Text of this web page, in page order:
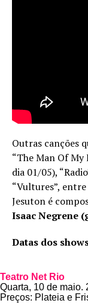
Outras canções
“The Man Of My
dia 01/05),
“Vultures”,
Jesuton é
Isaac Negrene
Datas dos
Teatro Net Rio
Quarta, 10 de maio.
Preços: Plateia e